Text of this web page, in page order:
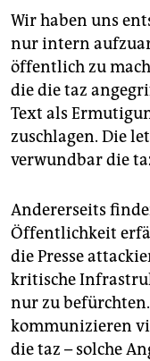
Wir haben uns
nur intern
öffentlich zu
die die taz
Text als
zuschlagen. Die
verwundbar die
Andererseits
Öffentlichkeit
die Presse
kritische
nur zu
kommunizieren
die taz – solche